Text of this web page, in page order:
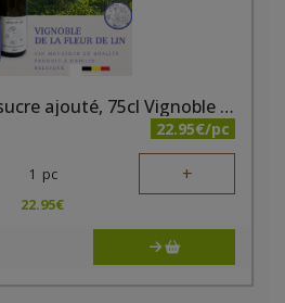
Crémant Brut, 6g sucre ajouté, 75cl Vignoble de la Fleur de Lin
22.95€/pc
1 pc +
22.95€